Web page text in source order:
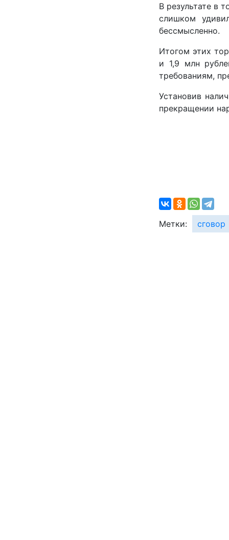
В результате в
слишком
бессмысленно.
Итогом этих
и 1,9 млн
требованиям,
Установив
прекращении
Метки: сговор